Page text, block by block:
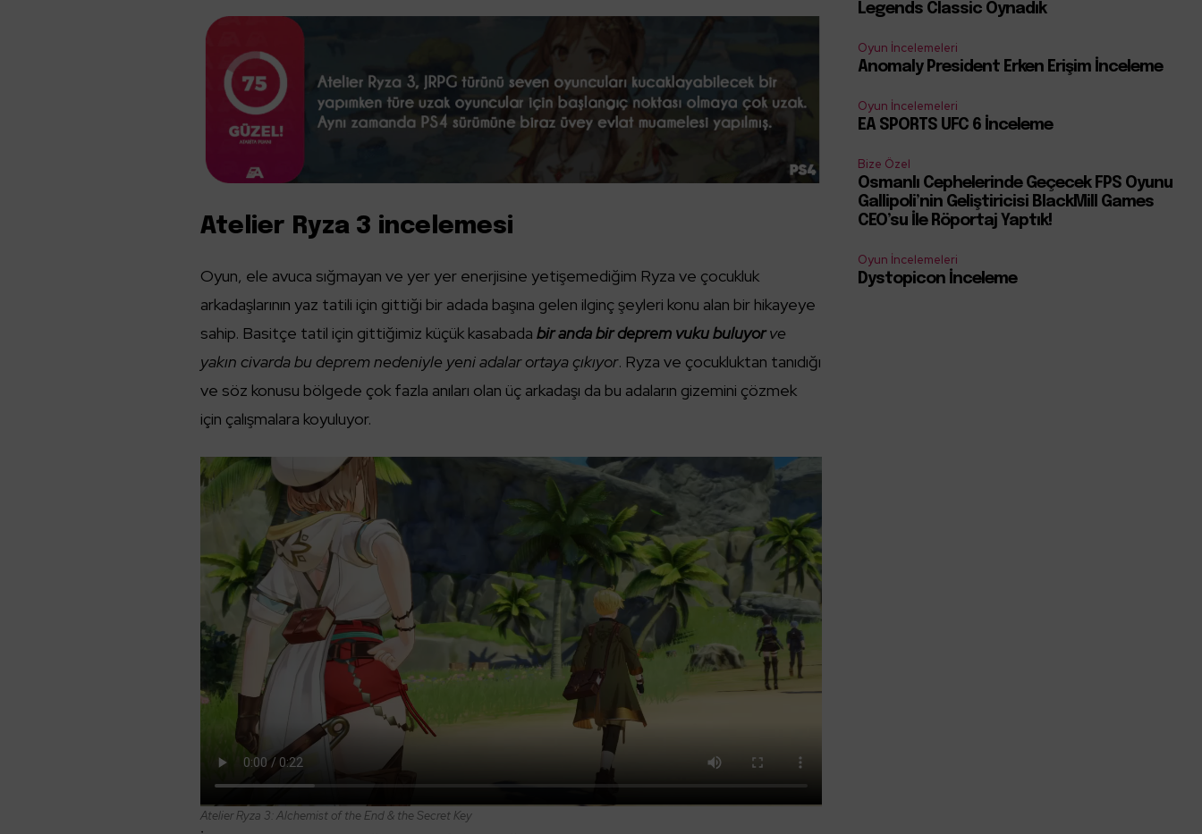
Atelier Ryza 3 incelemesi
Oyun, ele avuca sığmayan ve yer yer enerjisine yetişemediğim Ryza ve çocukluk
arkadaşlarının yaz tatili için gittiği bir adada başına gelen ilginç şeyleri konu alan bir hikayeye
sahip. Basitçe tatil için gittiğimiz küçük kasabadabir anda bir deprem vuku buluyorve
yakın civarda bu deprem nedeniyle yeni adalar ortaya çıkıyor. Ryza ve çocukluktan tanıdığı
ve söz konusu bölgede çok fazla anıları olan üç arkadaşı da bu adaların gizemini çözmek
için çalışmalara koyuluyor.
Atelier Ryza 3: Alchemist of the End & the Secret Key
Legends Classic Oynadık
Oyun İncelemeleri
Anomaly President Erken Erişim İnceleme
Oyun İncelemeleri
EA SPORTS UFC 6 İnceleme
Bize Özel
Osmanlı Cephelerinde Geçecek FPS Oyunu
Gallipoli’nin Geliştiricisi BlackMill Games
CEO’su İle Röportaj Yaptık!
Oyun İncelemeleri
Dystopicon İnceleme